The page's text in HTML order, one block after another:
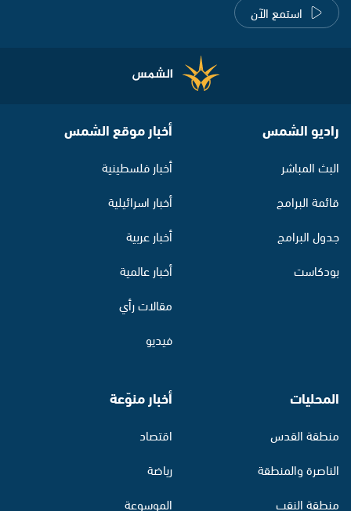
استمع الآن
راديو الشمس
البث المباشر
قائمة البرامج
جدول البرامج
بودكاست
أخبار موقع الشمس
أخبار فلسطينية
أخبار اسرائيلية
أخبار عربية
أخبار عالمية
مقالات رأي
فيديو
المحليات
منطقة القدس
الناصرة والمنطقة
منطقة النقب
أخبار منوّعة
اقتصاد
رياضة
الموسوعة